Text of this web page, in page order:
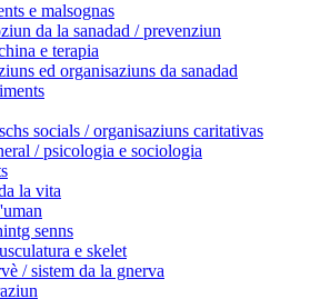
e malsognas
da la sanadad / prevenziun
e terapia
ed organisaziuns da sanadad
socials / organisaziuns caritativas
/ psicologia e sociologia
la vita
senns
e skelet
/ sistem da la gnerva